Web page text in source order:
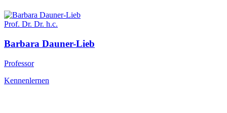
Prof. Dr. Dr. h.c.
Barbara Dauner-Lieb
Professor
Kennenlernen